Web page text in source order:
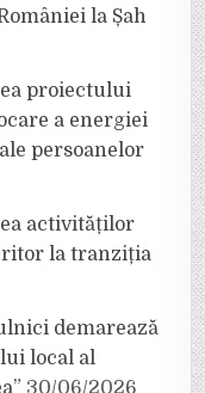
la Șah
proiectului
a energiei
persoanelor
activităților
la tranziția
demarează
local al
30/06/2026